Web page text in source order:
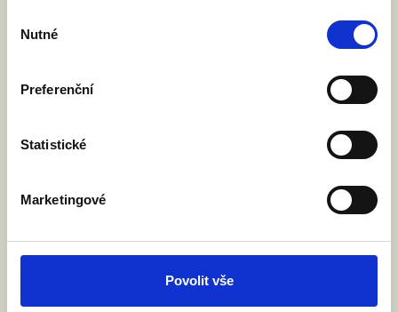
souhlasu
Nutné
Preferenční
Statistické
Marketingové
Povolit vše
Jeronýma Tejce, aby Česká republika návrh